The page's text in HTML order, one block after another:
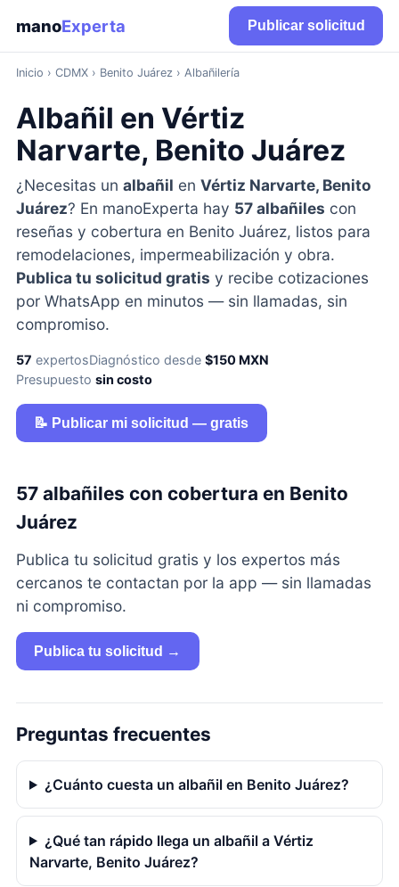
manoExperta Publicar solicitud
Inicio › CDMX› Benito Juárez › Albañilería
Albañil en Vértiz
Narvarte, Benito Juárez
¿Necesitas un albañil en Vértiz Narvarte, Benito
Juárez? En manoExperta hay 57 albañiles con
reseñas y cobertura en Benito Juárez, listos para
remodelaciones, impermeabilización y obra.
Publica tu solicitud gratis y recibe cotizaciones
por WhatsApp en minutos — sin llamadas, sin
compromiso.
57 expertosDiagnóstico desde $150 MXN
Presupuesto sin costo
📝 Publicar mi solicitud — gratis
57 albañiles con cobertura en Benito
Juárez
Publica tu solicitud gratis y los expertos más
cercanos te contactan por la app — sin llamadas
ni compromiso.
Publica tu solicitud →
Preguntas frecuentes
¿Cuánto cuesta un albañil en Benito Juárez?
¿Qué tan rápido llega un albañil a Vértiz
Narvarte, Benito Juárez?